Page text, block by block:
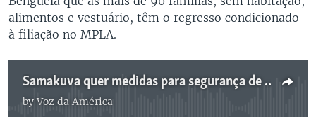
alimentos e vestuário, têm o regresso condicionado
à filiação no MPLA.
Samakuva quer medidas para segurança de apoiantes fugidos das suas zonas - 1:57
byVoz da América
No media source currently available